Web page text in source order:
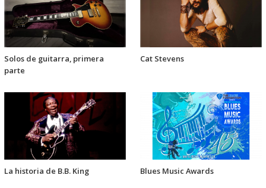
Solos de guitarra, primera
parte
Cat Stevens
La historia de B.B. King Blues Music Awards